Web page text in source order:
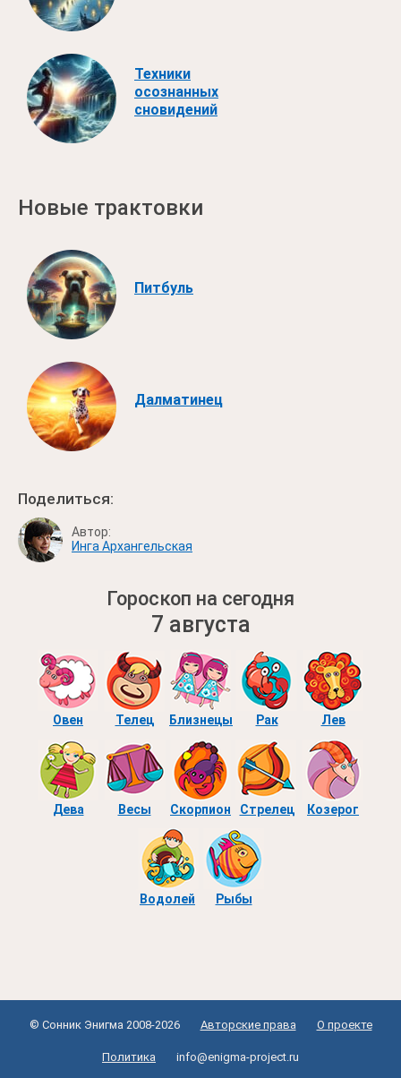
Техники
осознанных
сновидений
Новые трактовки
Питбуль
Далматинец
Поделиться:
Автор:
Инга Архангельская
Гороскоп на сегодня
7 августа
Овен Телец Близнецы Рак Лев
Дева Весы Скорпион Стрелец Козерог
Водолей Рыбы
© Сонник Энигма 2008-2026 Авторские права О проекте
Политика info@enigma-project.ru